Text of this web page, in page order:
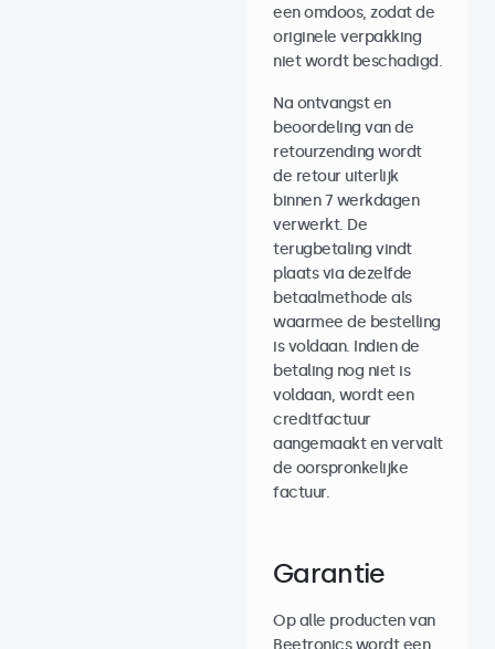
een omdoos, zodat de
originele verpakking
niet wordt beschadigd.
Na ontvangst en
beoordeling van de
retourzending wordt
de retour uiterlijk
binnen 7 werkdagen
verwerkt. De
terugbetaling vindt
plaats via dezelfde
betaalmethode als
waarmee de bestelling
is voldaan. Indien de
betaling nog niet is
voldaan, wordt een
creditfactuur
aangemaakt en vervalt
de oorspronkelijke
factuur.
Garantie
Op alle producten van
Beetronics wordt een